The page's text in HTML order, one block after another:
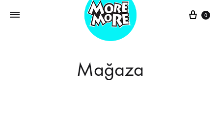
Sepet
0
Mağaza